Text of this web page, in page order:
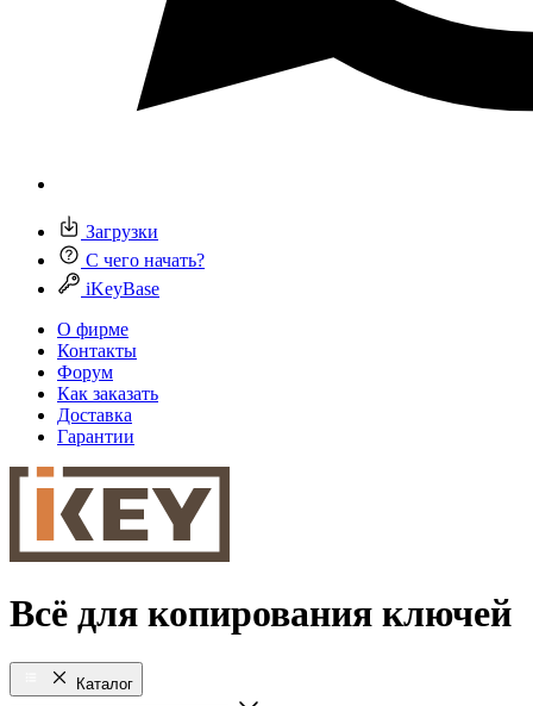
Загрузки
С чего начать?
iKeyBase
О фирме
Контакты
Форум
Как заказать
Доставка
Гарантии
Всё для копирования ключей
Каталог